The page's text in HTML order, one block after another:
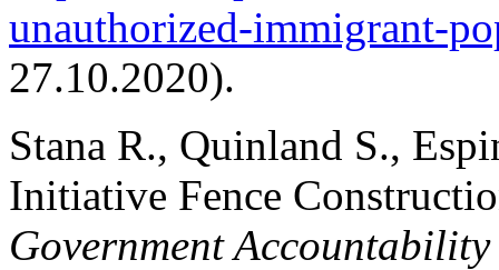
unauthorized-immigrant-
27.10.2020).
Stana R., Quinland S.,
Initiative Fence
Government